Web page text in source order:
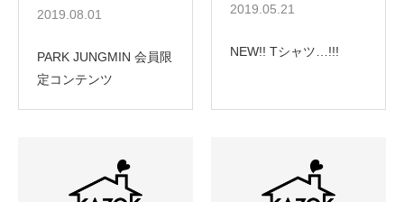
2019.08.01
PARK JUNGMIN 会員限
定コンテンツ
2019.05.21
NEW!! Tシャツ…!!!